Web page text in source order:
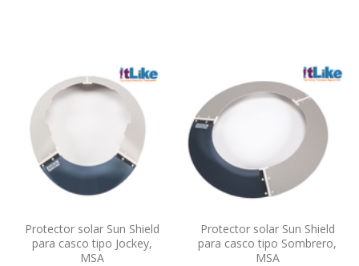
Protector solar Sun Shield
para casco tipo Jockey,
MSA
Protector solar Sun Shield
para casco tipo Sombrero,
MSA